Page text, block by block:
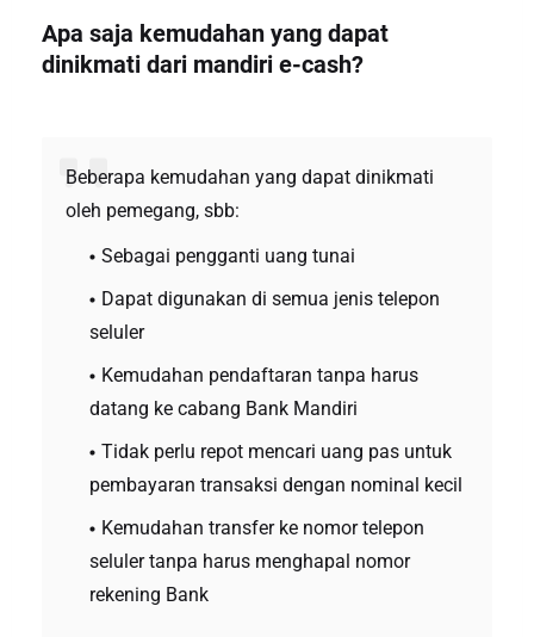
Apa saja kemudahan yang dapat
dinikmati dari mandiri e-cash?
Beberapa kemudahan yang dapat dinikmati
oleh pemegang, sbb:
Sebagai pengganti uang tunai
Dapat digunakan di semua jenis telepon
seluler
Kemudahan pendaftaran tanpa harus
datang ke cabang Bank Mandiri
Tidak perlu repot mencari uang pas untuk
pembayaran transaksi dengan nominal kecil
Kemudahan transfer ke nomor telepon
seluler tanpa harus menghapal nomor
rekening Bank